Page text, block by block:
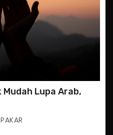
Lupa Arab,